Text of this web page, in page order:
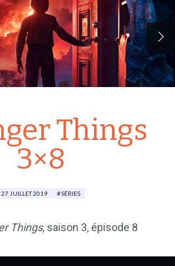
Things
3×8
27 JUILLET 2019 SÉRIES
Things, saison 3, épisode 8